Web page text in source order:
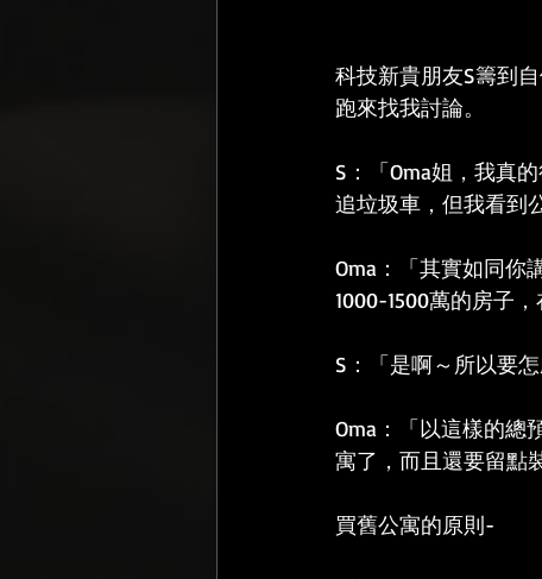
科技新貴朋友S籌到
跑來找我討論。
S：「Oma姐，我真
追垃圾車，但我看到
Oma：「其實如同你
1000-1500萬的房子
S：「是啊～所以要
Oma：「以這樣的總
寓了，而且還要留點
買舊公寓的原則-